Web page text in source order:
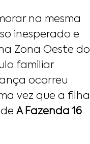
na mesma
inesperado e
Zona Oeste do
familiar
ocorreu
vez que a filha
A Fazenda 16